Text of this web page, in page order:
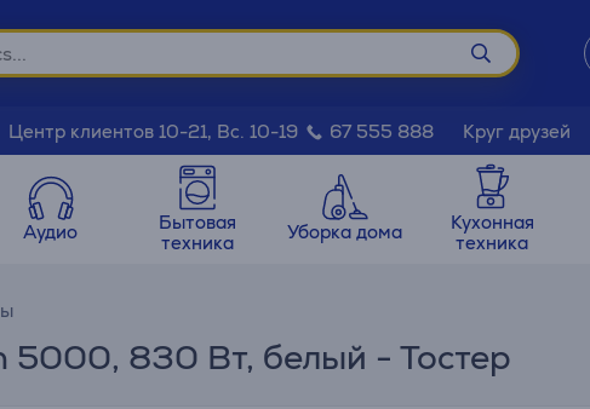
Центр клиентов 10-21, Вс. 10-19 67 555 888 Круг друзей
Аудио
Бытовая
техника
Уборка дома
Кухонная
техника
5000, 830 Вт, белый - Тостер